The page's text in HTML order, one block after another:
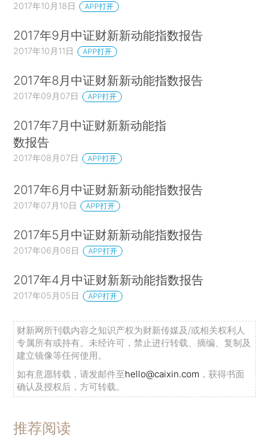
2017年10月18日 APP打开
2017年9月中证财新新动能指数报告
2017年10月11日 APP打开
2017年8月中证财新新动能指数报告
2017年09月07日 APP打开
2017年7月中证财新新动能指
数报告
2017年08月07日 APP打开
2017年6月中证财新新动能指数报告
2017年07月10日 APP打开
2017年5月中证财新新动能指数报告
2017年06月06日 APP打开
2017年4月中证财新新动能指数报告
2017年05月05日 APP打开
财新网所刊载内容之知识产权为财新传媒及/或相关权利人
专属所有或持有。未经许可，禁止进行转载、摘编、复制及
建立镜像等任何使用。
如有意愿转载，请发邮件至hello@caixin.com ，获得书面
确认及授权后，方可转载。
推荐阅读